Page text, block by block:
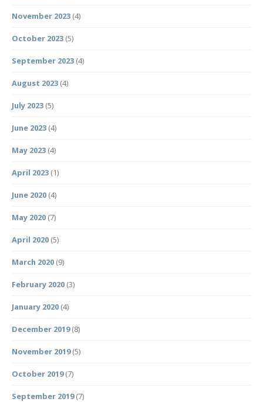
November 2023 (4)
October 2023 (5)
September 2023 (4)
August 2023 (4)
July 2023 (5)
June 2023 (4)
May 2023 (4)
April 2023 (1)
June 2020 (4)
May 2020 (7)
April 2020 (5)
March 2020 (9)
February 2020 (3)
January 2020 (4)
December 2019(8)
November 2019(5)
October 2019(7)
September 2019(7)